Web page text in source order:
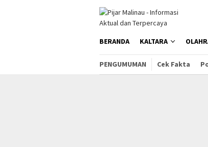
BERANDA KALTARA
PENGUMUMAN Cek Fakta